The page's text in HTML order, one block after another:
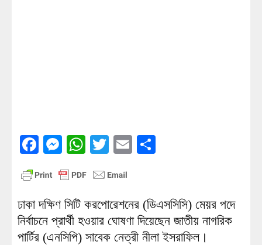
Facebook
Messenger
WhatsApp
TwitterEmail
ঢাকা দক্ষিণ সিটি করপোরেশনের (ডিএসসিসি) মেয়র পদে
নির্বাচনে প্রার্থী হওয়ার ঘোষণা দিয়েছেন জাতীয় নাগরিক
পার্টির (এনসিপি) সাবেক নেত্রী নীলা ইসরাফিল।